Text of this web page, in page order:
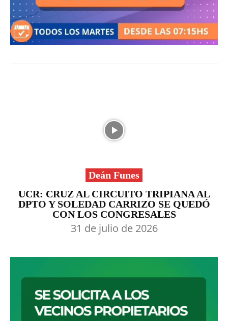
Deán Funes
UCR: CRUZ AL CIRCUITO TRIPIANA AL
DPTO Y SOLEDAD CARRIZO SE QUEDÓ
CON LOS CONGRESALES
31 de julio de 2026